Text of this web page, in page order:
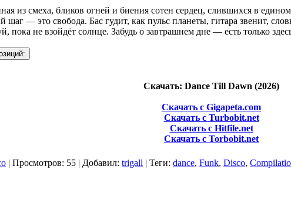
из смеха, бликов огней и биения сотен сердец, слившихся в
шаг — это свобода. Бас гудит, как пульс планеты, гитара звенит,
пока не взойдёт солнце. Забудь о завтрашнем дне — есть только
Скачать: Dance Till Dawn (2026)
Скачать с Gigapeta.com
Скачать с Turbobit.net
Скачать с Hitfile.net
Скачать с Torbobit.net
| Просмотров: 55 | Добавил: trigall | Теги: dance, Funk, Disco,